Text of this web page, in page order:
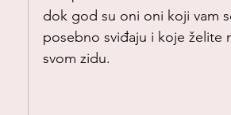
dok god su oni oni koji vam
posebno sviđaju i koje želite
svom zidu.